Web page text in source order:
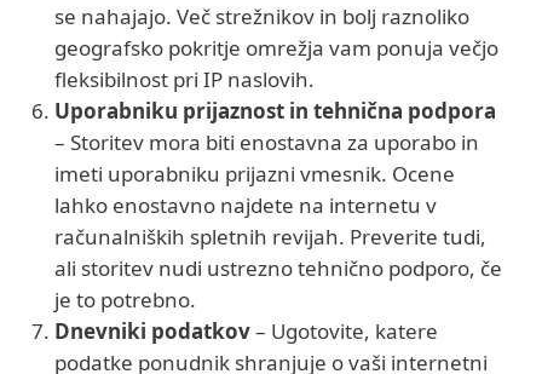
se nahajajo. Več strežnikov in bolj raznoliko
geografsko pokritje omrežja vam ponuja večjo
fleksibilnost pri IP naslovih.
Uporabniku prijaznost in tehnična podpora
– Storitev mora biti enostavna za uporabo in
imeti uporabniku prijazni vmesnik. Ocene
lahko enostavno najdete na internetu v
računalniških spletnih revijah. Preverite tudi,
ali storitev nudi ustrezno tehnično podporo, če
je to potrebno.
Dnevniki podatkov– Ugotovite, katere
podatke ponudnik shranjuje o vaši internetni